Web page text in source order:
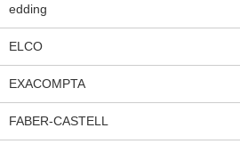
edding
ELCO
EXACOMPTA
FABER-CASTELL